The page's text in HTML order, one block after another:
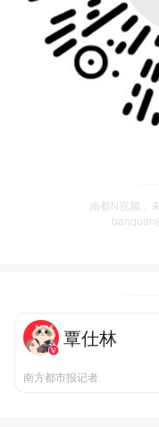
南都N视频，
覃仕林
南方都市报记者